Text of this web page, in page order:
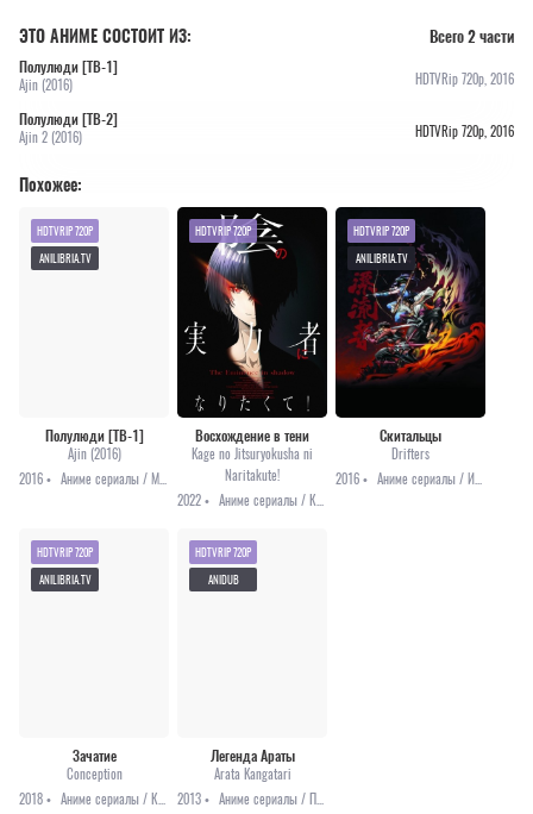
ЭТО АНИМЕ СОСТОИТ ИЗ:
Всего 2 части
Полулюди [ТВ-1]
Ajin (2016) HDTVRip 720p, 2016
Полулюди [ТВ-2]
Ajin 2 (2016) HDTVRip 720p, 2016
Похожее:
Полулюди [ТВ-1]
Ajin (2016)
2016 •
HDTVRIP 720P
ANILIBRIA.TV
Восхождение в тени
Kage no Jitsuryokusha ni
Naritakute!
2022 •
HDTVRIP 720P
Скитальцы
Drifters
2016 •
HDTVRIP 720P
ANILIBRIA.TV
Зачатие
Conception
2018 •
Аниме сериалы / Комедия / Приключения / Романтика / Фэнтези
HDTVRIP 720P
ANILIBRIA.TV
Легенда Араты
Arata Kangatari
2013 •
Аниме сериалы / Приключения / Сёнэн / Фэнтези
HDTVRIP 720P
ANIDUB